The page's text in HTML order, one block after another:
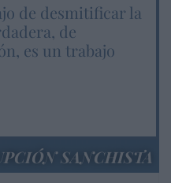
de desmitificar la
de
es un trabajo
SANCHISTA